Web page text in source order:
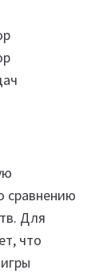
сравнению
Для
что